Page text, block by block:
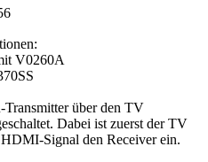
V0260A
über den TV
Dabei ist zuerst der TV
Signal den Receiver ein.